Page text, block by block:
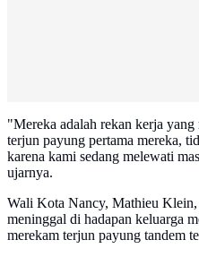
"Mereka adalah rekan kerja
terjun payung pertama mereka,
karena kami sedang melewati
ujarnya.
Wali Kota Nancy, Mathieu Klein,
meninggal di hadapan keluarga
merekam terjun payung tandem